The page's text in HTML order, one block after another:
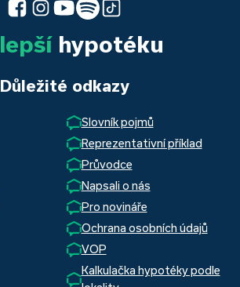
lepšíhypotéku
Důležité odkazy
Slovník pojmů
Reprezentativní příklad
Průvodce
Napsali o nás
Pro novináře
Ochrana osobních údajů
VOP
Kalkulačka hypotéky podle